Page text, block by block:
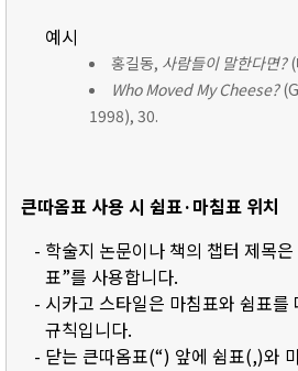
예시
홍길동, 사람들이 말한다면?(
Who Moved My Cheese?
1998), 30.
큰따옴표 사용 시 쉼표·마침표 위치
- 학술지 논문이나 책의 챕터 제목
표”를 사용합니다.
- 시카고 스타일은 마침표와 쉼표를
규칙입니다.
- 닫는 큰따옴표(“) 앞에 쉼표(,)와